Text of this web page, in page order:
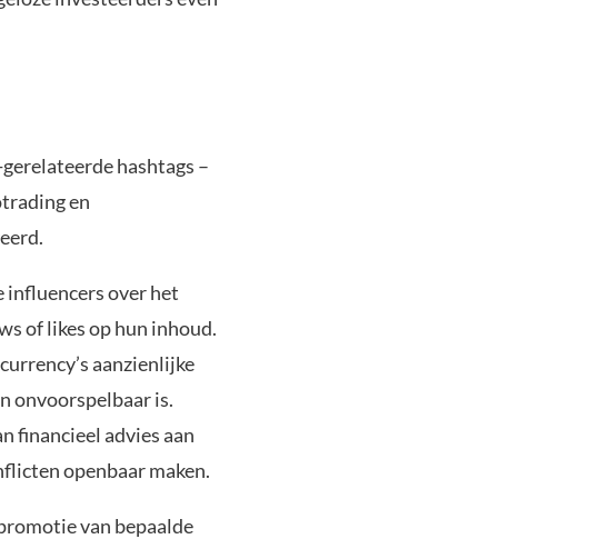
hashtags –
en
influencers over het
of likes op hun inhoud.
aanzienlijke
onvoorspelbaar is.
financieel advies aan
openbaar maken.
van bepaalde